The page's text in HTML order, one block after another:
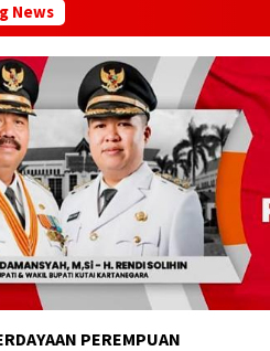
News
PEREMPUAN